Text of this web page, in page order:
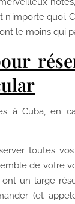
n’importe quoi.
le moins qui
à Cuba, en
toutes
de votre
un large
(et